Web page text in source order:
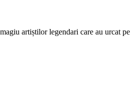
artiștilor legendari care au urcat pe